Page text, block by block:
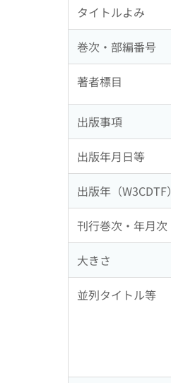
タイトルよみ
巻次・部編番号
著者標目
出版事項
出版年月日等
出版年（W3CDTF）
刊行巻次・年月次
大きさ
並列タイトル等